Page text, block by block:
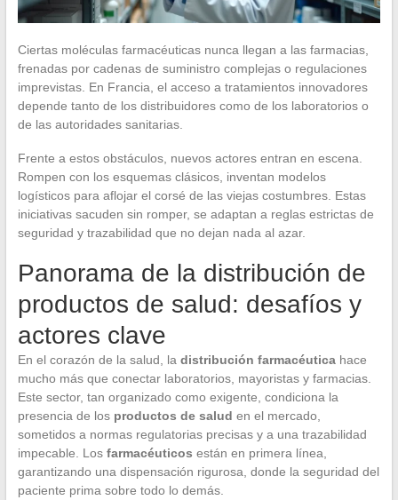
Ciertas moléculas farmacéuticas nunca llegan a las farmacias,
frenadas por cadenas de suministro complejas o regulaciones
imprevistas. En Francia, el acceso a tratamientos innovadores
depende tanto de los distribuidores como de los laboratorios o
de las autoridades sanitarias.
Frente a estos obstáculos, nuevos actores entran en escena.
Rompen con los esquemas clásicos, inventan modelos
logísticos para aflojar el corsé de las viejas costumbres. Estas
iniciativas sacuden sin romper, se adaptan a reglas estrictas de
seguridad y trazabilidad que no dejan nada al azar.
Panorama de la distribución de
productos de salud: desafíos y
actores clave
En el corazón de la salud, la distribución farmacéuticahace
mucho más que conectar laboratorios, mayoristas y farmacias.
Este sector, tan organizado como exigente, condiciona la
presencia de los productos de salud en el mercado,
sometidos a normas regulatorias precisas y a una trazabilidad
impecable. Los farmacéuticos están en primera línea,
garantizando una dispensación rigurosa, donde la seguridad del
paciente prima sobre todo lo demás.